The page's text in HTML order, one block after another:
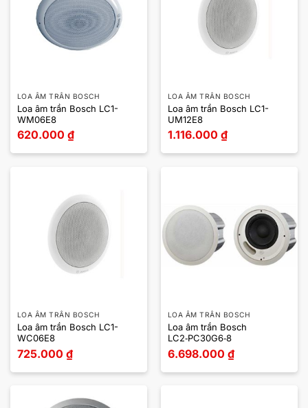
LOA ÂM TRẦN BOSCH
Loa âm trần Bosch LC1-
WM06E8
620.000 ₫
LOA ÂM TRẦN BOSCH
Loa âm trần Bosch LC1-
UM12E8
1.116.000 ₫
LOA ÂM TRẦN BOSCH
Loa âm trần Bosch LC1-
WC06E8
725.000 ₫
LOA ÂM TRẦN BOSCH
Loa âm trần Bosch
LC2‑PC30G6‑8
6.698.000 ₫